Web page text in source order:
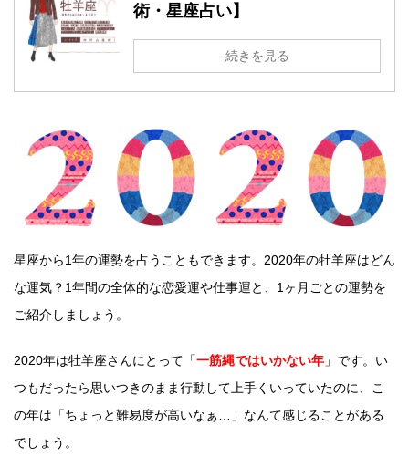
術・星座占い】
続きを見る
星座から1年の運勢を占うこともできます。2020年の牡羊座はどん
な運気？1年間の全体的な恋愛運や仕事運と、1ヶ月ごとの運勢を
ご紹介しましょう。
2020年は牡羊座さんにとって「一筋縄ではいかない年 」です。い
つもだったら思いつきのまま行動して上手くいっていたのに、こ
の年は「ちょっと難易度が高いなぁ…」なんて感じることがある
でしょう。